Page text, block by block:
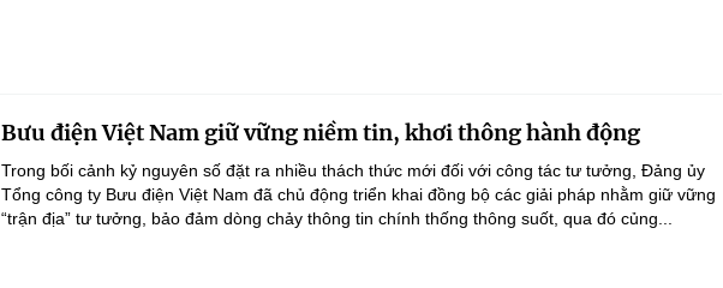
Bưu điện Việt Nam giữ vững niềm tin, khơi thông hành động
Trong bối cảnh kỷ nguyên số đặt ra nhiều thách thức mới đối với công tác tư tưởng, Đảng ủy
Tổng công ty Bưu điện Việt Nam đã chủ động triển khai đồng bộ các giải pháp nhằm giữ vững
“trận địa” tư tưởng, bảo đảm dòng chảy thông tin chính thống thông suốt, qua đó củng...